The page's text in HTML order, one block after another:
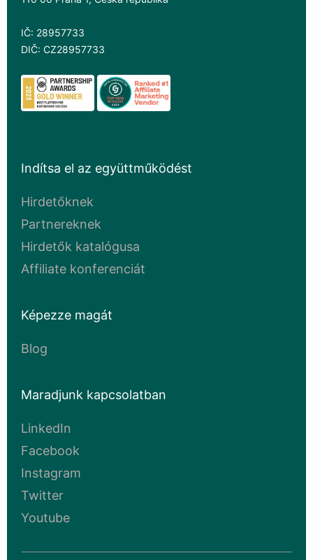
IČ: 28957733
DIČ: CZ28957733
Indítsa el az együttműködést
Hirdetőknek
Partnereknek
Hirdetők katalógusa
Affiliate konferenciát
Képezze magát
Blog
Maradjunk kapcsolatban
LinkedIn
Facebook
Instagram
Twitter
Youtube